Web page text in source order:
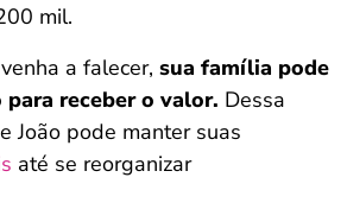
mil.
a falecer, sua família pode
receber o valor. Dessa
João pode manter suas
até se reorganizar